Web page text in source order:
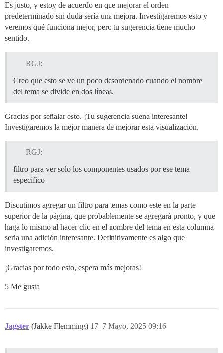
Es justo, y estoy de acuerdo en que mejorar el orden
predeterminado sin duda sería una mejora. Investigaremos esto y
veremos qué funciona mejor, pero tu sugerencia tiene mucho
sentido.
RGJ:
Creo que esto se ve un poco desordenado cuando el nombre
del tema se divide en dos líneas.
Gracias por señalar esto. ¡Tu sugerencia suena interesante!
Investigaremos la mejor manera de mejorar esta visualización.
RGJ:
filtro para ver solo los componentes usados por ese tema
específico
Discutimos agregar un filtro para temas como este en la parte
superior de la página, que probablemente se agregará pronto, y que
haga lo mismo al hacer clic en el nombre del tema en esta columna
sería una adición interesante. Definitivamente es algo que
investigaremos.
¡Gracias por todo esto, espera más mejoras!
5 Me gusta
Jagster (Jakke Flemming) 7 Mayo, 2025 09:16
17